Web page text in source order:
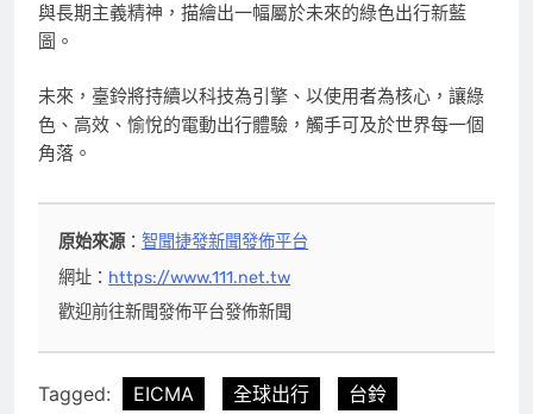
與長期主義精神，描繪出一幅屬於未來的綠色出行新藍
圖。
未來，臺鈴將持續以科技為引擎、以使用者為核心，讓綠
色、高效、愉悅的電動出行體驗，觸手可及於世界每一個
角落。
原始來源：智聞捷發新聞發佈平台
網址： https://www.111.net.tw
歡迎前往新聞發佈平台發佈新聞
Tagged: EICMA 全球出行 台鈴